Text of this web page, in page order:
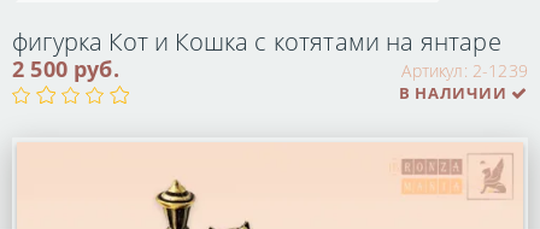
фигурка Кот и Кошка с котятами на янтаре
Артикул: 2-1239
2 500 руб.
В НАЛИЧИИ